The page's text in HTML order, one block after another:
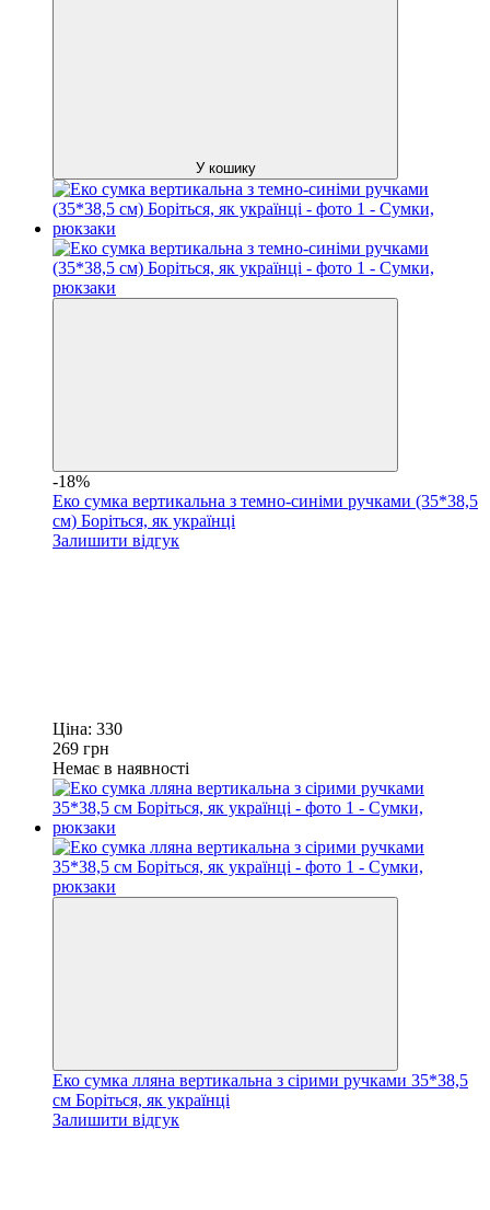
У кошику
-18%
Еко сумка вертикальна з темно-синіми ручками (35*38,5
см) Боріться, як українці
Залишити відгук
Ціна: 330
269 грн
Немає в наявності
Еко сумка лляна вертикальна з сірими ручками 35*38,5
см Боріться, як українці
Залишити відгук